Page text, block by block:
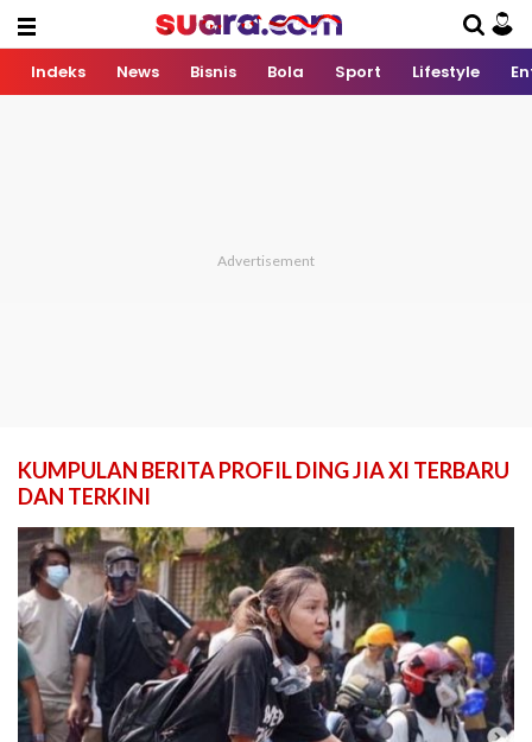
Indeks News Bisnis Bola Sport Lifestyle
KUMPULAN BERITA PROFIL DING JIA XI TERBARU
DAN TERKINI